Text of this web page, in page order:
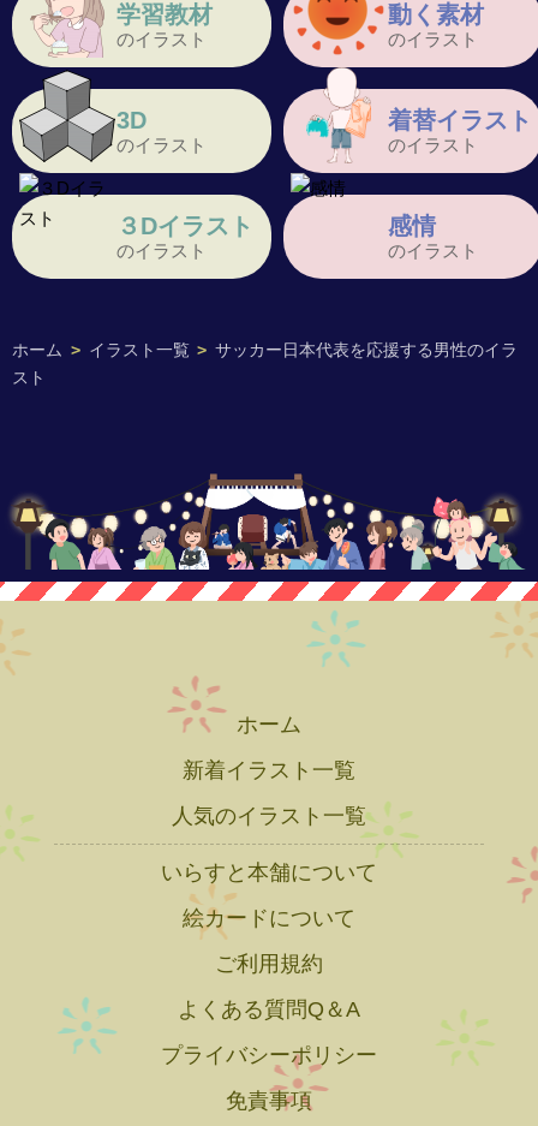
ホーム > イラスト一覧 > サッカー日本代表を応援する男性のイラ
スト
学習教材
のイラスト
動く素材
のイラスト
3D
のイラスト
着替イラスト
のイラスト
３Dイラスト
のイラスト
感情
のイラスト
ホーム
新着イラスト一覧
人気のイラスト一覧
いらすと本舗について
絵カードについて
ご利用規約
よくある質問Q＆A
プライバシーポリシー
免責事項